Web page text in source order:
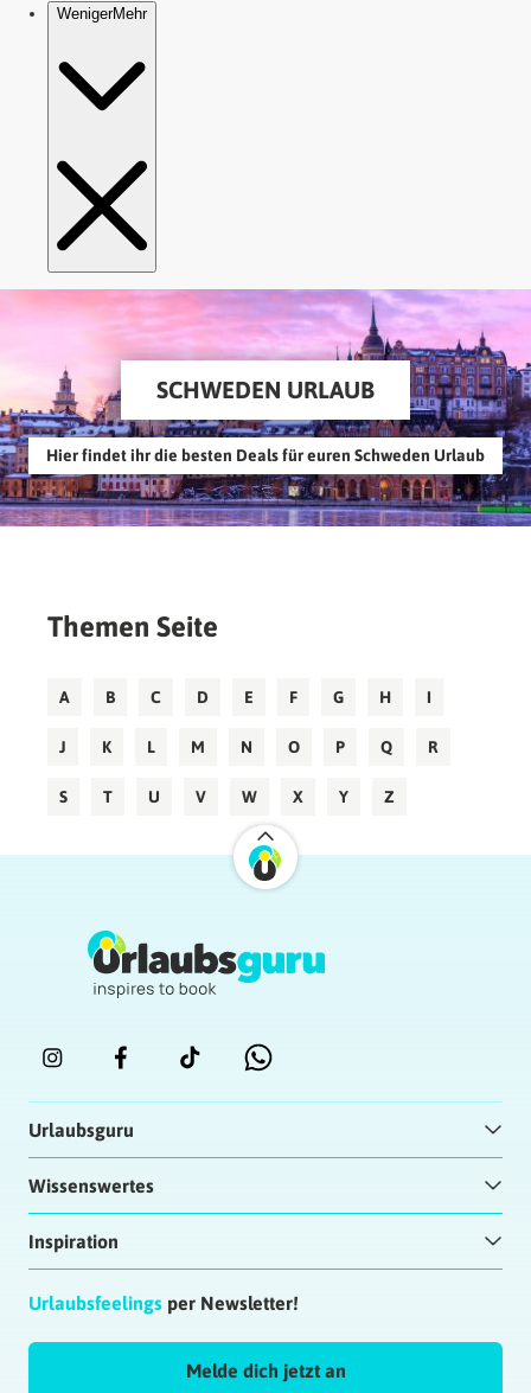
SCHWEDEN URLAUB
Hier findet ihr die besten Deals für euren Schweden Urlaub
Themen Seite
A B C D E F G H I
J K L M N O P Q R
S T U V W X Y Z
Urlaubsguru
Wissenswertes
Inspiration
Urlaubsfeelings per Newsletter!
Melde dich jetzt an